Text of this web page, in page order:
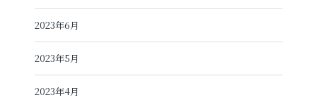
2023年6月
2023年5月
2023年4月